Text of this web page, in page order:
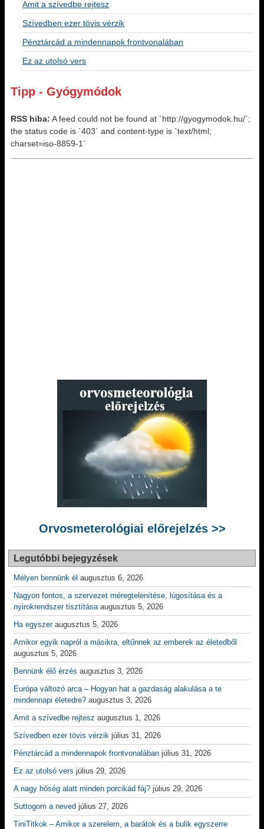
Amit a szívedbe rejtesz
Szívedben ezer tövis vérzik
Pénztárcád a mindennapok frontvonalában
Ez az utolsó vers
Tipp - Gyógymódok
RSS hiba: A feed could not be found at `http://gyogymodok.hu/`;
the status code is `403` and content-type is `text/html;
charset=iso-8859-1`
Orvosmeterológiai előrejelzés >>
Legutóbbi bejegyzések
Mélyen bennünk él augusztus 6, 2026
Nagyon fontos, a szervezet méregtelenítése, lúgosítása és a
nyirokrendszer tisztítása augusztus 5, 2026
Ha egyszer augusztus 5, 2026
Amikor egyik napról a másikra, eltűnnek az emberek az életedből
augusztus 5, 2026
Bennünk élő érzés augusztus 3, 2026
Európa változó arca – Hogyan hat a gazdaság alakulása a te
mindennapi életedre? augusztus 3, 2026
Amit a szívedbe rejtesz augusztus 1, 2026
Szívedben ezer tövis vérzik július 31, 2026
Pénztárcád a mindennapok frontvonalában július 31, 2026
Ez az utolsó vers július 29, 2026
A nagy hőség alatt minden porcikád fáj? július 29, 2026
Suttogom a neved július 27, 2026
TiniTitkok – Amikor a szerelem, a barátok és a bulik egyszerre